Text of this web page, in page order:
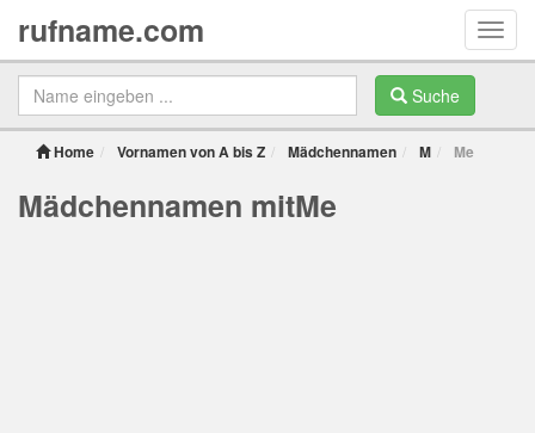
rufname.com
Suche
Home Vornamen von A bis Z Mädchennamen M Me
Mädchennamen mitMe